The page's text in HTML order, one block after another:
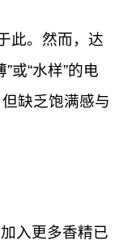
此。然而，达
或“水样”的电
缺乏饱满感与
入更多香精已